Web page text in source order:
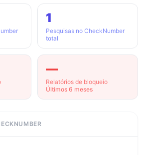
1
Pesquisas no CheckNumber
total
—
Relatórios de bloqueio
Últimos 6 meses